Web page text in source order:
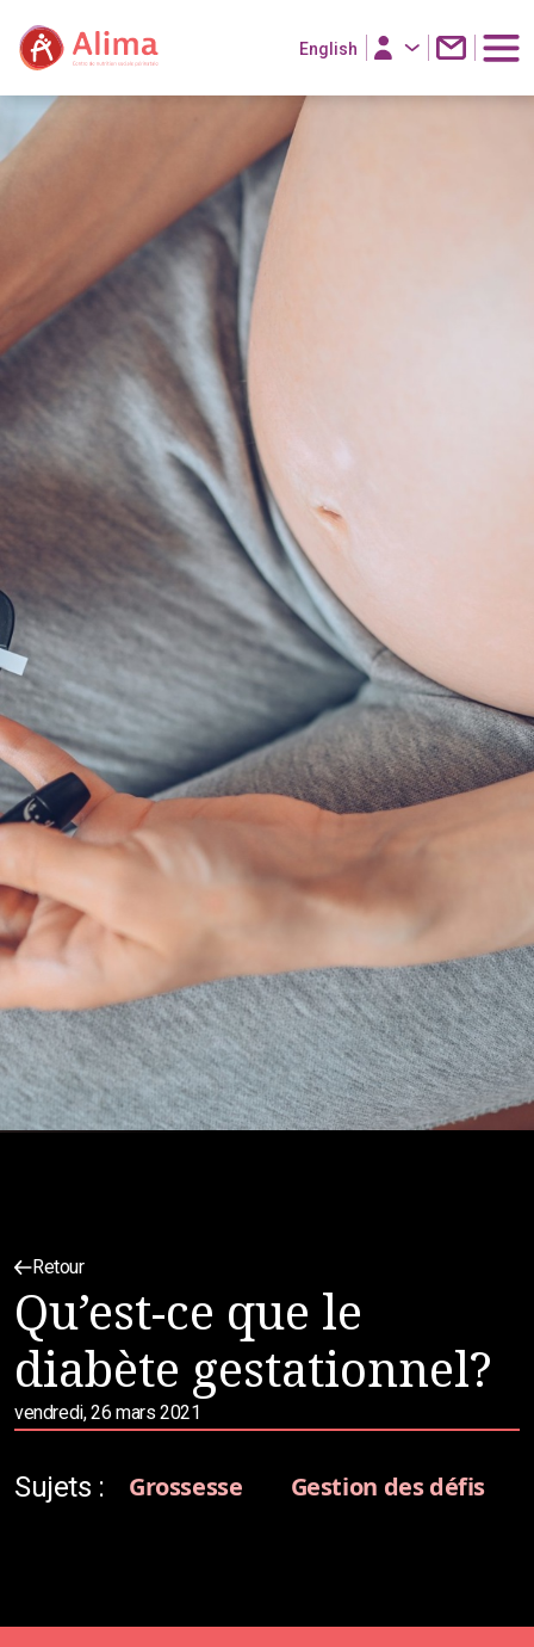
English
Retour
Qu’est-ce que le
diabète gestationnel?
vendredi, 26 mars 2021
Sujets : Grossesse Gestion des défis